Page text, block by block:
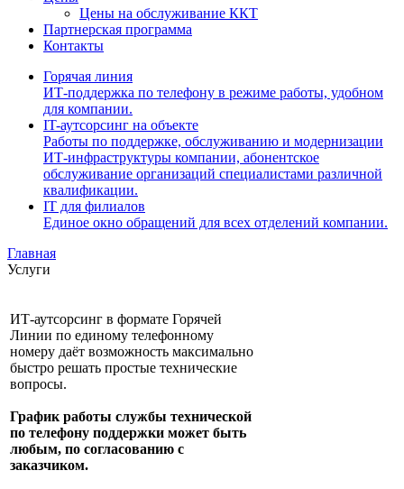
Цены на обслуживание ККТ
Партнерская программа
Контакты
Горячая линия
ИТ-поддержка по телефону в режиме работы, удобном
для компании.
IT-аутсорсинг на объекте
Работы по поддержке, обслуживанию и модернизации
ИТ-инфраструктуры компании, абонентское
обслуживание организаций специалистами различной
квалификации.
IT для филиалов
Единое окно обращений для всех отделений компании.
Главная
Услуги
ИТ-аутсорсинг в формате Горячей
Линии по единому телефонному
номеру даёт возможность максимально
быстро решать простые технические
вопросы.
График работы службы технической
по телефону поддержки может быть
любым, по согласованию с
заказчиком.